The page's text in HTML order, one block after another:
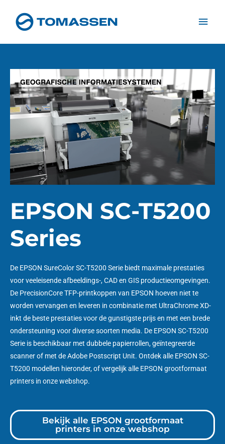
naar
inhoud
EPSON SC-T5200
Series
De EPSON SureColor SC-T5200 Serie biedt maximale prestaties
voor veeleisende afbeeldings-, CAD en GIS productieomgevingen.
De PrecisionCore TFP-printkoppen van EPSON hoeven niet te
worden vervangen en leveren in combinatie met UltraChrome XD-
inkt de beste prestaties voor de gunstigste prijs en met een brede
ondersteuning voor diverse soorten media. De EPSON SC-T5200
Serie is beschikbaar met dubbele papierrollen, geïntegreerde
scanner of met de Adobe Postscript Unit. Ontdek alle EPSON SC-
T5200 modellen hieronder, of vergelijk alle EPSON grootformaat
printers in onze webshop.
Bekijk alle EPSON grootformaat
printers in onze webshop